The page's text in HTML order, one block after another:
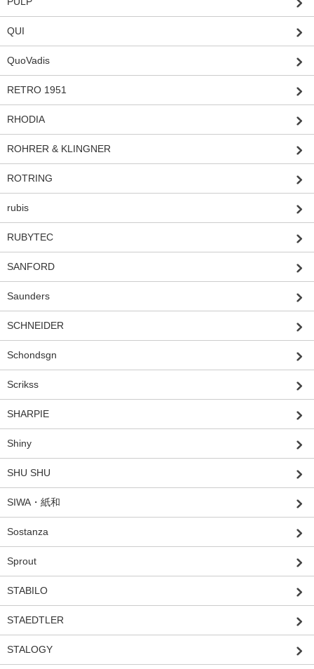
QUI
QuoVadis
RETRO 1951
RHODIA
ROHRER & KLINGNER
ROTRING
rubis
RUBYTEC
SANFORD
Saunders
SCHNEIDER
Schondsgn
Scrikss
SHARPIE
Shiny
SHU SHU
SIWA・紙和
Sostanza
Sprout
STABILO
STAEDTLER
STALOGY